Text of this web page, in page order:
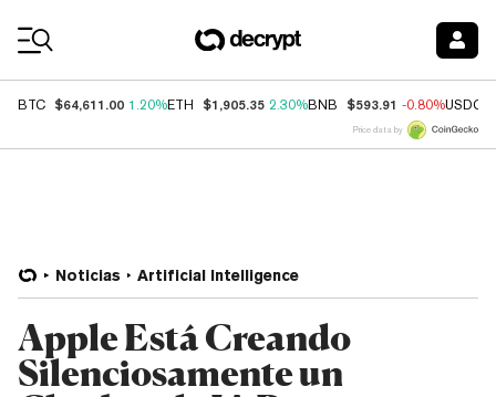
BTC $64,611.00 1.20%ETH $1,905.35 2.30%BNB $593.91 -0.80%USDC
Price data by
Noticias Artificial Intelligence
Apple Está Creando
Silenciosamente un